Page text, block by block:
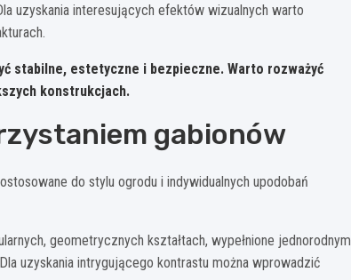
uzyskania interesujących efektów wizualnych warto
stabilne, estetyczne i bezpieczne. Warto rozważyć
konstrukcjach.
gabionów
do stylu ogrodu i indywidualnych upodobań
geometrycznych kształtach, wypełnione jednorodnym
uzyskania intrygującego kontrastu można wprowadzić